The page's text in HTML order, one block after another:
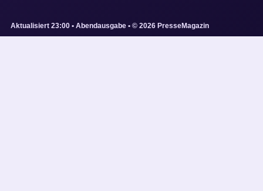
Aktualisiert 23:00 • Abendausgabe • © 2026 PresseMagazin